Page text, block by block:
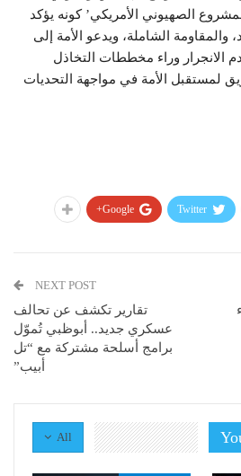
الصهيوني الأمريكي’ كونه يؤكد
الشاملة، ويدعو الأمة إلى
الانجرار وراء مخططات التخاذل
لمستقبل الأمة في مواجهة التحديات
Twitter
Google+
NEXT POST
تقارير تكشف عن تحالف
عسكري جديد.. أبوظبي تُموّل
برامج أسلحة مشتركة مع “تل
أبيب”
All